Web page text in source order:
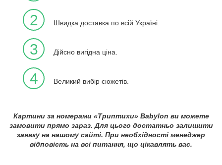
2 Швидка доставка по всій Україні.
3 Дійсно вигідна ціна.
4 Великий вибір сюжетів.
Картини за номерами «Триптихи» Babylon ви можете
замовити прямо зараз. Для цього достатньо залишити
заявку на нашому сайті. При необхідності менеджер
відповість на всі питання, що цікавлять вас.